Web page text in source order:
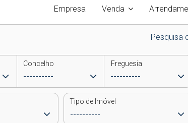
Empresa Venda
Pesquisa
Concelho Freguesia
Tipo de Imóvel